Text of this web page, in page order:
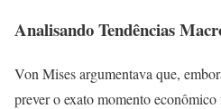
Analisando Tendências
Von Mises argumentava que,
prever o exato momento